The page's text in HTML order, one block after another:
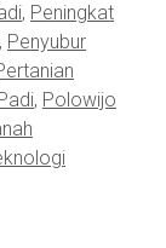
, Peningkat
, Penyubur
, Polowijo